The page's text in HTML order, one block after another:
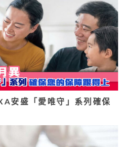
安盛「愛唯守」系列確保